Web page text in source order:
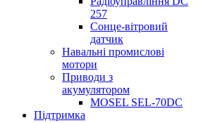
257
Сонце-вітровий
датчик
Навальні промислові
мотори
Приводи з
акумулятором
MOSEL SEL-70DС
Підтримка